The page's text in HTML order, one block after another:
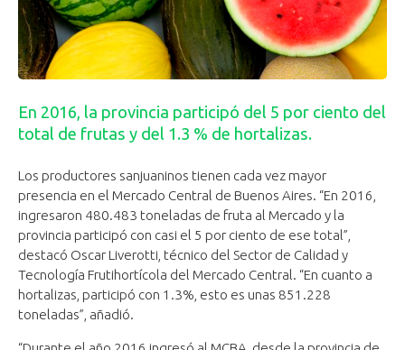
En 2016, la provincia participó del 5 por ciento del
total de frutas y del 1.3 % de hortalizas.
Los productores sanjuaninos tienen cada vez mayor
presencia en el Mercado Central de Buenos Aires. “En 2016,
ingresaron 480.483 toneladas de fruta al Mercado y la
provincia participó con casi el 5 por ciento de ese total”,
destacó Oscar Liverotti, técnico del Sector de Calidad y
Tecnología Frutihortícola del Mercado Central. “En cuanto a
hortalizas, participó con 1.3%, esto es unas 851.228
toneladas”, añadió.